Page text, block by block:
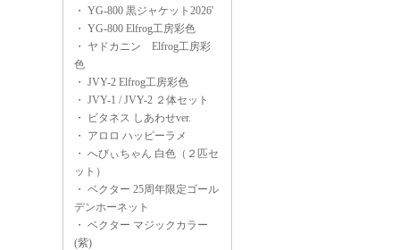
・ YG-800 黒ジャケット2026'
・ YG-800 Elfrog工房彩色
・ ヤドカニン Elfrog工房彩
色
・ JVY-2 Elfrog工房彩色
・ JVY-1 / JVY-2 ２体セット
・
ビタネス しあわせver.
・ アロロ ハッピーラメ
・ へびぃちゃん 白色（２匹セ
ット）
・ ベクター 25周年限定ゴール
デンホーネット
・ ベクター マジックカラー
(紫)